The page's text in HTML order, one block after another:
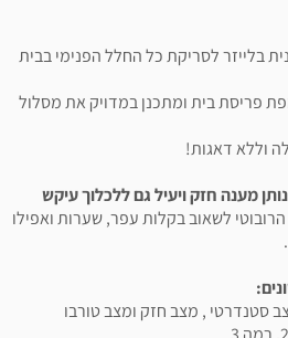
בלייזר לסריקת כל החלל הפנימי בבית
פריסת בית ומתכנן במדויק את מסלול
וללא דאגות!
לשאוב בקלות עפר, שערות ואפילו